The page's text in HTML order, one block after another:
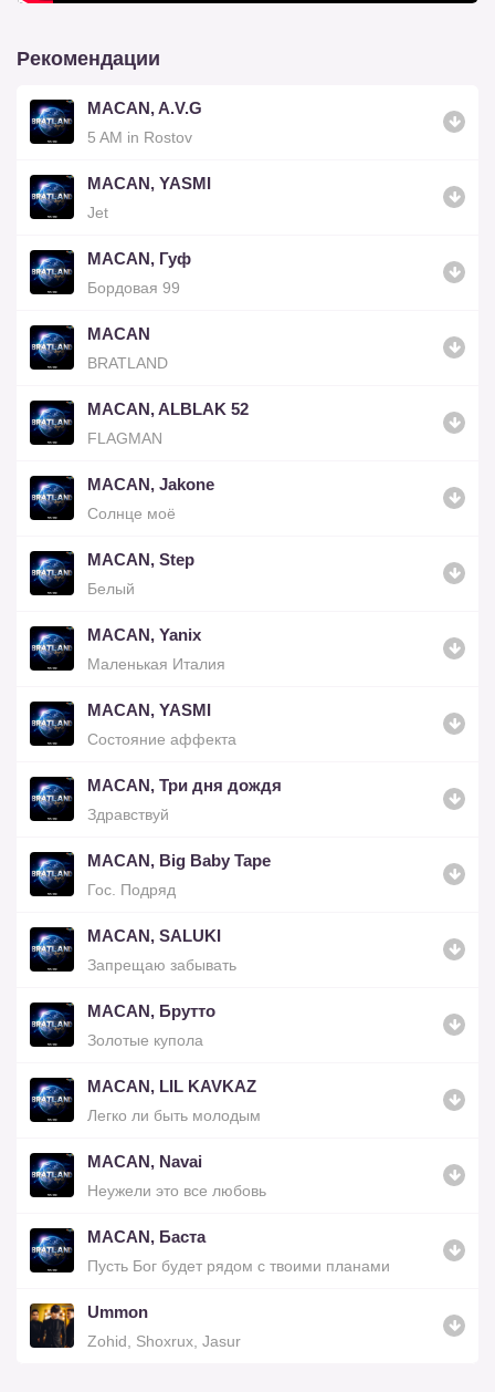
Рекомендации
MACAN, A.V.G
5 AM in Rostov
MACAN, YASMI
Jet
MACAN, Гуф
Бордовая 99
MACAN
BRATLAND
MACAN, ALBLAK 52
FLAGMAN
MACAN, Jakone
Солнце моё
MACAN, Step
Белый
MACAN, Yanix
Маленькая Италия
MACAN, YASMI
Состояние аффекта
MACAN, Три дня дождя
Здравствуй
MACAN, Big Baby Tape
Гос. Подряд
MACAN, SALUKI
Запрещаю забывать
MACAN, Брутто
Золотые купола
MACAN, LIL KAVKAZ
Легко ли быть молодым
MACAN, Navai
Неужели это все любовь
MACAN, Баста
Пусть Бог будет рядом с твоими планами
Ummon
Zohid, Shoxrux, Jasur